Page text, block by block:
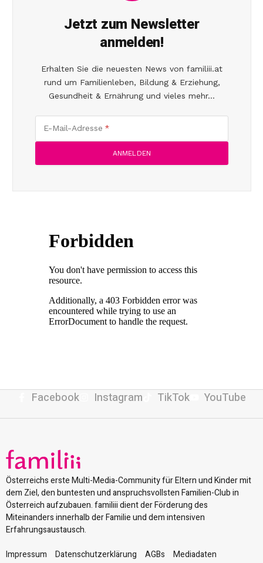
Jetzt zum Newsletter
anmelden!
Erhalten Sie die neuesten News von familiii.at
rund um Familienleben, Bildung & Erziehung,
Gesundheit & Ernährung und vieles mehr...
E-Mail-Adresse
Facebook Instagram TikTok YouTube
Österreichs erste Multi-Media-Community für Eltern und Kinder mit
dem Ziel, den buntesten und anspruchsvollsten Familien-Club in
Österreich aufzubauen. familiii dient der Förderung des
Miteinanders innerhalb der Familie und dem intensiven
Erfahrungsaustausch.
Impressum
Datenschutzerklärung AGBs Mediadaten